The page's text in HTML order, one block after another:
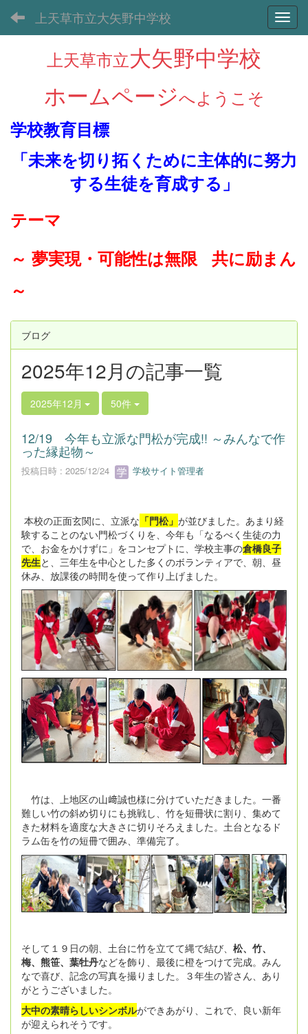
上天草市立大矢野中学校
上天草市立大矢野中学校
ホームページへようこそ
学校教育目標
「未来を切り拓くために主体的に努力
する生徒を育成する 」
テーマ
～ 夢実現・可能性は無限 共に励まん
～
ブログ
2025年12月の記事一覧
2025年12月 50件
12/19 今年も立派な門松が完成!! ～みんなで作
った縁起物～
投稿日時 : 2025/12/24 学校サイト管理者
本校の正面玄関に、立派な 「門松」 が並びました。あまり経
験することのない門松づくりを、今年も「なるべく生徒の力
で、お金をかけずに」をコンセプトに、学校主事の倉橋良子
先生と、三年生を中心とした多くのボランティアで、朝、昼
休み、放課後の時間を使って作り上げました。
竹は、上地区の山﨑誠也様に分けていただきました。一番
難しい竹の斜め切りにも挑戦し、竹を短冊状に割り、集めて
きた材料を適度な大きさに切りそろえました。土台となるド
ラム缶を竹の短冊で囲み、準備完了。
そして１９日の朝、土台に竹を立てて縄で結び、 松、竹、
梅、熊笹、葉牡丹などを飾り、最後に橙をつけて完成。みん
なで喜び、記念の写真を撮りました。３年生の皆さん、あり
がとうございました。
大中の素晴らしいシンボルができあがり、これで、良い新年
が迎えられそうです。